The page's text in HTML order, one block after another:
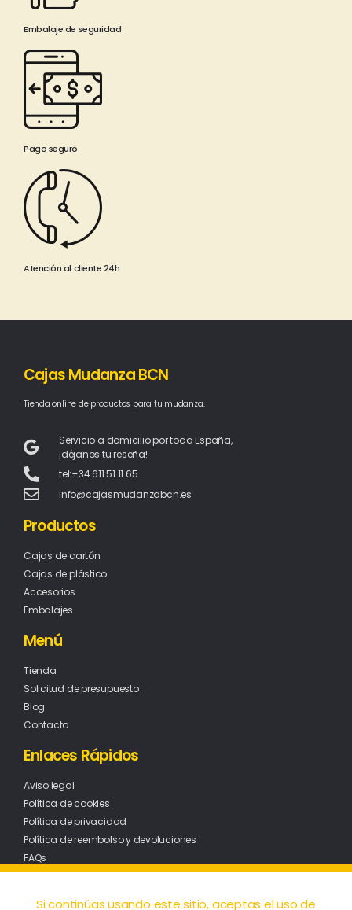
Si continúas usando este sitio, aceptas el uso de
Embalaje de seguridad
Pago seguro
Atención al cliente 24h
Cajas Mudanza BCN
Tienda online de productos para tu mudanza.
Servicio a domicilio por toda España,
¡déjanos tu reseña!
tel:+34 611 51 11 65
info@cajasmudanzabcn.es
Productos
Cajas de cartón
Cajas de plástico
Accesorios
Embalajes
Menú
Tienda
Solicitud de presupuesto
Blog
Contacto
Enlaces Rápidos
Aviso legal
Política de cookies
Política de privacidad
Política de reembolso y devoluciones
FAQs